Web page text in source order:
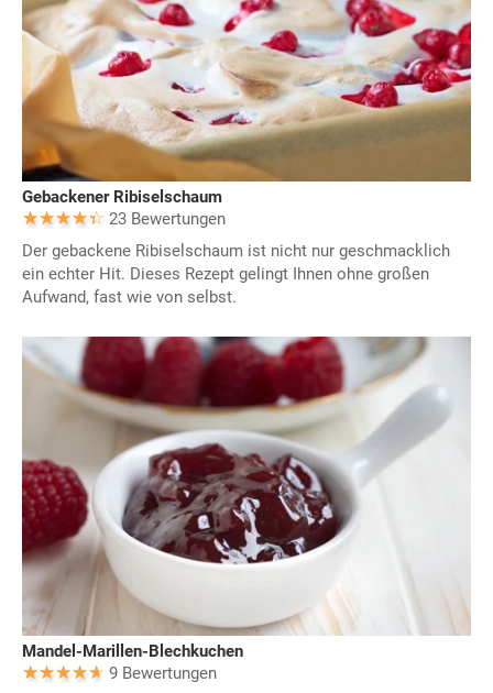
Gebackener Ribiselschaum
23 Bewertungen
Der gebackene Ribiselschaum ist nicht nur geschmacklich
ein echter Hit. Dieses Rezept gelingt Ihnen ohne großen
Aufwand, fast wie von selbst.
Mandel-Marillen-Blechkuchen
9 Bewertungen